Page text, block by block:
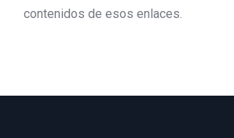
contenidos de esos enlaces.